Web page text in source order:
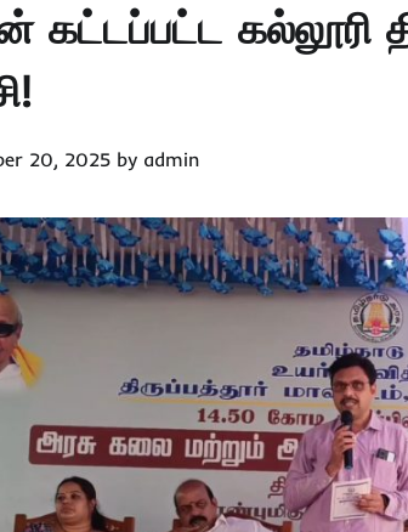
கட்டப்பட்ட கல்லூரி
20, 2025 by admin